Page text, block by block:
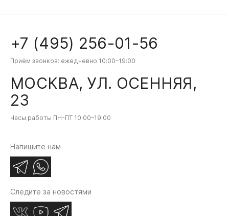
+7 (495) 256-01-56
Приём звонков: ежедневно 10:00–19:00
МОСКВА, УЛ. ОСЕННЯЯ,
23
Часы работы ПН-ПТ 10:00–19:00
Напишите нам
Следите за новостями